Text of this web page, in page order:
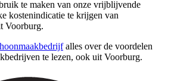
te maken van onze vrijblijvende
kostenindicatie te krijgen van
Voorburg.
alles over de voordelen
te lezen, ook uit Voorburg.